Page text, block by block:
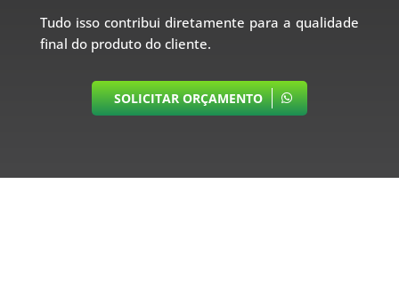
Tudo isso contribui diretamente para a qualidade
final do produto do cliente.
SOLICITAR ORÇAMENTO